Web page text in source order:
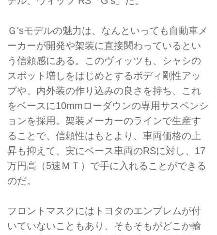
Ｇ'sモデルの魅力は、なんといっても自動車メ
ーカーが開発や架装に直接関わっているとい
う信頼感にある。このヴィッツも、シャシの
スポット増しをはじめとするボディ剛性アッ
プや、内外装の作り込みの良さを持ち、これ
をベースに10mmローダウンの専用サスペンシ
ョンを採用。架装メーカーのラインで生産す
ることで、信頼性はもとより、車両価格の上
昇も抑えて、実にベース車両のRSに対し、17
万円高（5速ＭＴ）で手に入れることができる
のだ。
フロントマスクにはトヨタのエンブレムが付
いていないこともあり、そもそもがどこか輸